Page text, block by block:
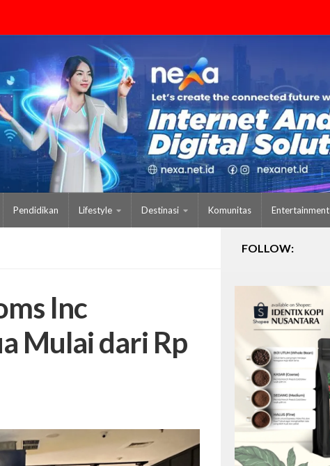
Pendidikan Lifestyle Destinasi Komunitas Entertainment
Inc
Mulai dari Rp
FOLLOW: